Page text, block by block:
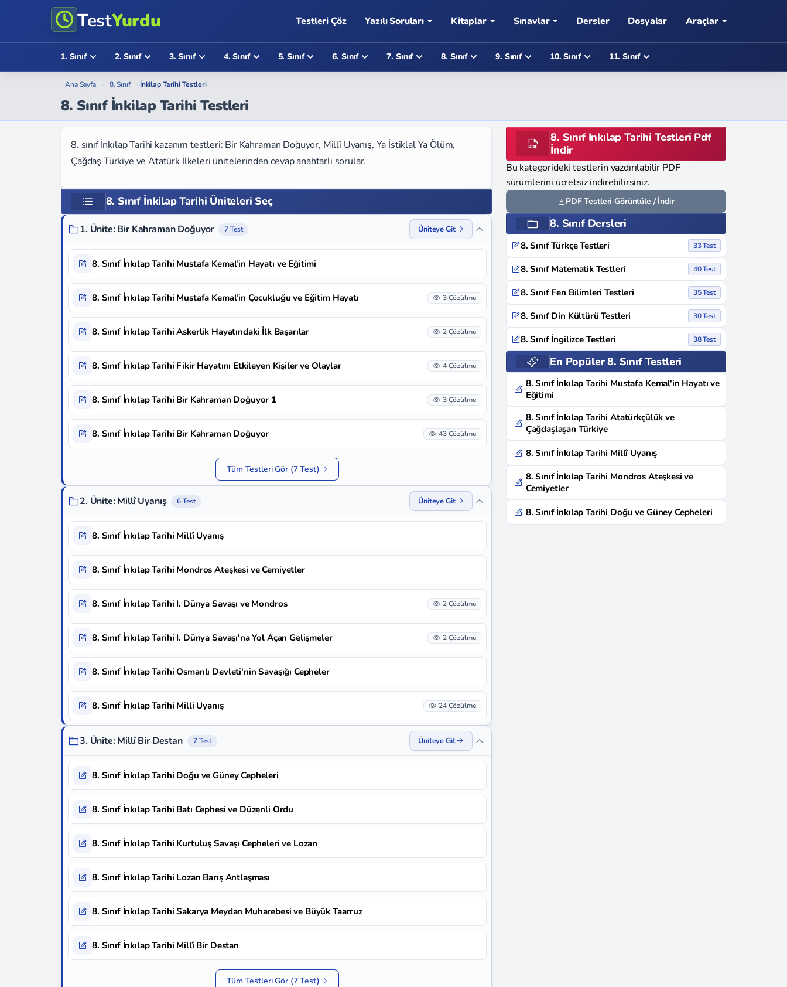
TestYurdu Testleri Çöz Yazılı Soruları Kitaplar Sınavlar Dersler Dosyalar Araçlar
1. Sınıf 2. Sınıf 3. Sınıf 4. Sınıf 5. Sınıf 6. Sınıf 7. Sınıf 8. Sınıf 9. Sınıf 10. Sınıf 11. Sınıf
Ana Sayfa › 8. Sınıf › İnkilap Tarihi Testleri
8. Sınıf İnkilap Tarihi Testleri
8. sınıf İnkılap Tarihi kazanım testleri: Bir Kahraman Doğuyor, Millî Uyanış, Ya İstiklal Ya Ölüm,
Çağdaş Türkiye ve Atatürk İlkeleri ünitelerinden cevap anahtarlı sorular.
8. Sınıf İnkilap Tarihi Üniteleri Seç
1. Ünite: Bir Kahraman Doğuyor 7 Test Üniteye Git
8. Sınıf İnkılap Tarihi Mustafa Kemal'in Hayatı ve Eğitimi
8. Sınıf İnkılap Tarihi Mustafa Kemal'in Çocukluğu ve Eğitim Hayatı 3 Çözülme
8. Sınıf İnkılap Tarihi Askerlik Hayatındaki İlk Başarılar 2 Çözülme
8. Sınıf İnkılap Tarihi Fikir Hayatını Etkileyen Kişiler ve Olaylar 4 Çözülme
8. Sınıf İnkılap Tarihi Bir Kahraman Doğuyor 1 3 Çözülme
8. Sınıf İnkılap Tarihi Bir Kahraman Doğuyor 43 Çözülme
Tüm Testleri Gör (7 Test)
2. Ünite: Millî Uyanış 6 Test Üniteye Git
8. Sınıf İnkılap Tarihi Millî Uyanış
8. Sınıf İnkılap Tarihi Mondros Ateşkesi ve Cemiyetler
8. Sınıf İnkılap Tarihi I. Dünya Savaşı ve Mondros 2 Çözülme
8. Sınıf İnkılap Tarihi I. Dünya Savaşı'na Yol Açan Gelişmeler 2 Çözülme
8. Sınıf İnkılap Tarihi Osmanlı Devleti'nin Savaşığı Cepheler
8. Sınıf İnkılap Tarihi Milli Uyanış 24 Çözülme
3. Ünite: Millî Bir Destan 7 Test Üniteye Git
8. Sınıf İnkılap Tarihi Doğu ve Güney Cepheleri
8. Sınıf İnkılap Tarihi Batı Cephesi ve Düzenli Ordu
8. Sınıf İnkılap Tarihi Kurtuluş Savaşı Cepheleri ve Lozan
8. Sınıf İnkılap Tarihi Lozan Barış Antlaşması
8. Sınıf İnkılap Tarihi Sakarya Meydan Muharebesi ve Büyük Taarruz
8. Sınıf İnkılap Tarihi Millî Bir Destan
Tüm Testleri Gör (7 Test)
8. Sınıf Inkılap Tarihi Testleri Pdf
İndir
Bu kategorideki testlerin yazdırılabilir PDF
sürümlerini ücretsiz indirebilirsiniz.
PDF Testleri Görüntüle / İndir
8. Sınıf Dersleri
8. Sınıf Türkçe Testleri 33 Test
8. Sınıf Matematik Testleri 40 Test
8. Sınıf Fen Bilimleri Testleri 35 Test
8. Sınıf Din Kültürü Testleri 30 Test
8. Sınıf İngilizce Testleri 38 Test
En Popüler 8. Sınıf Testleri
8. Sınıf İnkılap Tarihi Mustafa Kemal'in Hayatı ve
Eğitimi
8. Sınıf İnkılap Tarihi Atatürkçülük ve
Çağdaşlaşan Türkiye
8. Sınıf İnkılap Tarihi Millî Uyanış
8. Sınıf İnkılap Tarihi Mondros Ateşkesi ve
Cemiyetler
8. Sınıf İnkılap Tarihi Doğu ve Güney Cepheleri